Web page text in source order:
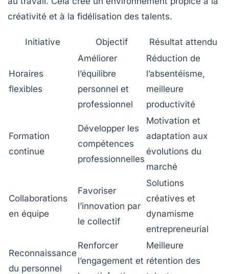
créativité et à la fidélisation des talents.
Initiative Objectif Résultat attendu
Horaires
flexibles
Améliorer
l’équilibre
personnel et
professionnel
Réduction de
l’absentéisme,
meilleure
productivité
Formation
continue
Développer les
compétences
professionnelles
Motivation et
adaptation aux
évolutions du
marché
Collaborations
en équipe
Favoriser
l’innovation par
le collectif
Solutions
créatives et
dynamisme
entrepreneurial
Reconnaissance
du personnel
Renforcer
l’engagement et
Meilleure
rétention des